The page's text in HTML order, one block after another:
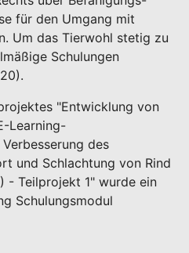
für den Umgang mit
Um das Tierwohl stetig zu
Schulungen
"Entwicklung von
Learning-
des
und Schlachtung von Rind
- Teilprojekt 1" wurde ein
Schulungsmodul